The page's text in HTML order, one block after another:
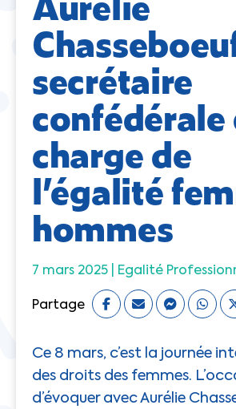
secrétaire
confédérale
charge de
l’égalité
hommes
7 mars 2025 | Egalité
Partage
Ce 8 mars, c’est la journée
des droits des femmes.
d’évoquer avec Aurélie